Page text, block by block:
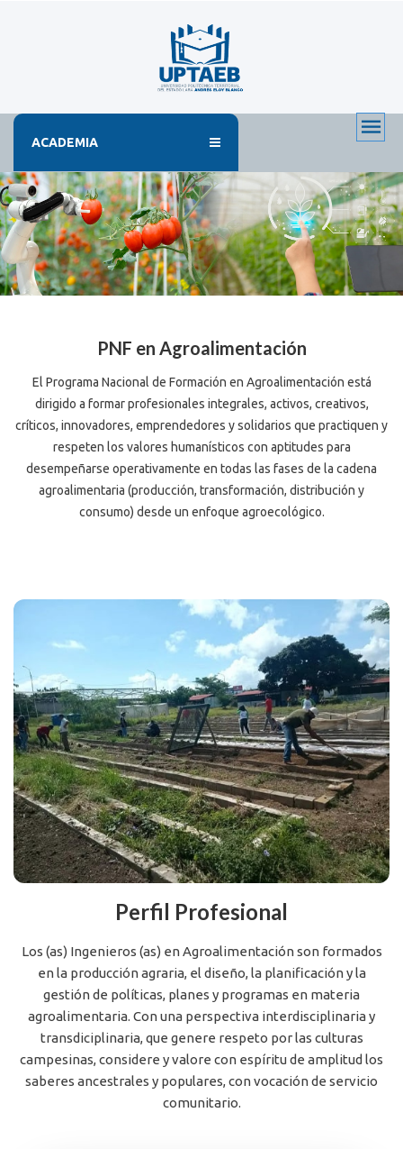
ACADEMIA
PNF en Agroalimentación
El Programa Nacional de Formación en Agroalimentación está
dirigido a formar profesionales integrales, activos, creativos,
críticos, innovadores, emprendedores y solidarios que practiquen y
respeten los valores humanísticos con aptitudes para
desempeñarse operativamente en todas las fases de la cadena
agroalimentaria (producción, transformación, distribución y
consumo) desde un enfoque agroecológico.
Perfil Profesional
Los (as) Ingenieros (as) en Agroalimentación son formados
en la producción agraria, el diseño, la planificación y la
gestión de políticas, planes y programas en materia
agroalimentaria. Con una perspectiva interdisciplinaria y
transdiciplinaria, que genere respeto por las culturas
campesinas, considere y valore con espíritu de amplitud los
saberes ancestrales y populares, con vocación de servicio
comunitario.